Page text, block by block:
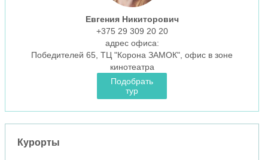
Евгения Никиторович
+375 29 309 20 20
aдрес офиса:
Победителей 65, ТЦ "Корона ЗАМОК", офис в зоне
кинотеатра
Подобрать
тур
Курорты